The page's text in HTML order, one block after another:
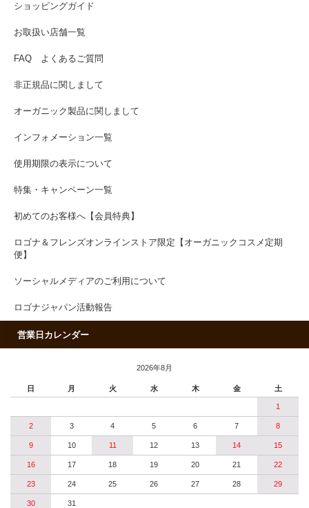
ショッピングガイド
お取扱い店舗一覧
FAQ よくあるご質問
非正規品に関しまして
オーガニック製品に関しまして
インフォメーション一覧
使用期限の表示について
特集・キャンペーン一覧
初めてのお客様へ【会員特典】
ロゴナ＆フレンズオンラインストア限定【オーガニックコスメ定期
便】
ソーシャルメディアのご利用について
ロゴナジャパン活動報告
営業日カレンダー
2026年8月
日 月 火 水 木 金 土
1
2 3 4 5 6 7 8
9 10 11 12 13 14 15
16 17 18 19 20 21 22
23 24 25 26 27 28 29
30 31